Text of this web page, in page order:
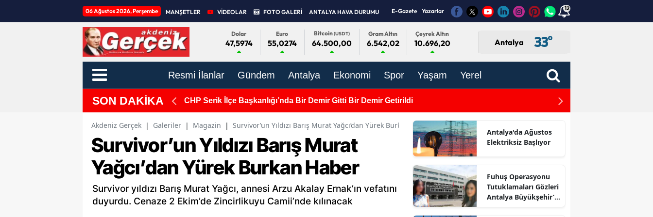
06 Ağustos 2026, Perşembe MANŞETLER VİDEOLAR FOTO GALERİ ANTALYA HAVA DURUMU E-Gazete Yazarlar 12
Dolar
47,5974
Euro
55,0274
Bitcoin(USDT)
64.500,00
Gram Altın
6.542,02
Çeyrek Altın
10.696,20 Antalya 33°
Resmi İlanlar Gündem Antalya Ekonomi Spor Yaşam Yerel
SON DAKİKA CHP Serik İlçe Başkanlığı’nda Bir Demir Gitti Bir Demir Getirildi Manavgat'ın
Akdeniz Gerçek | Galeriler | Magazin | Survivor’un Yıldızı Barış Murat Yağcı’dan Yürek Burkan Haber
Survivor’un Yıldızı Barış Murat
Yağcı’dan Yürek Burkan Haber
Survivor yıldızı Barış Murat Yağcı, annesi Arzu Akalay Ernak’ın vefatını
duyurdu. Cenaze 2 Ekim’de Zincirlikuyu Camii’nde kılınacak
Antalya'da Ağustos
Elektriksiz Başlıyor
Fuhuş Operasyonu
Tutuklamaları Gözleri
Antalya Büyükşehir’e